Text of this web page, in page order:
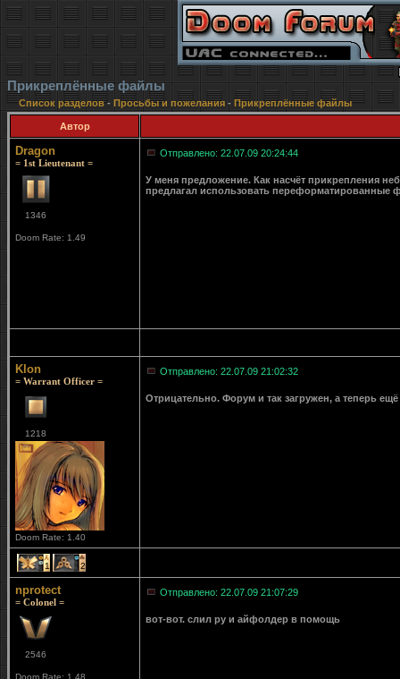
Прикреплённые файлы
Список разделов- Просьбы и пожелания - Прикреплённые файлы
Автор
Dragon
= 1st Lieutenant =
1346
Doom Rate: 1.49
Отправлено: 22.07.09 20:24:44
У меня предложение. Как насчёт прикрепления
предлагал использовать переформатированные
Klon
= Warrant Officer =
1218
Doom Rate: 1.40
Отправлено: 22.07.09 21:02:32
Отрицательно. Форум и так загружен, а теперь ещё
1 2
nprotect
= Colonel =
2546
Doom Rate: 1.48
Отправлено: 22.07.09 21:07:29
вот-вот. слил ру и айфолдер в помощь